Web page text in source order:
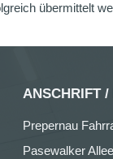
übermittelt
ANSCHRIFT /
Prepernau
Pasewalker